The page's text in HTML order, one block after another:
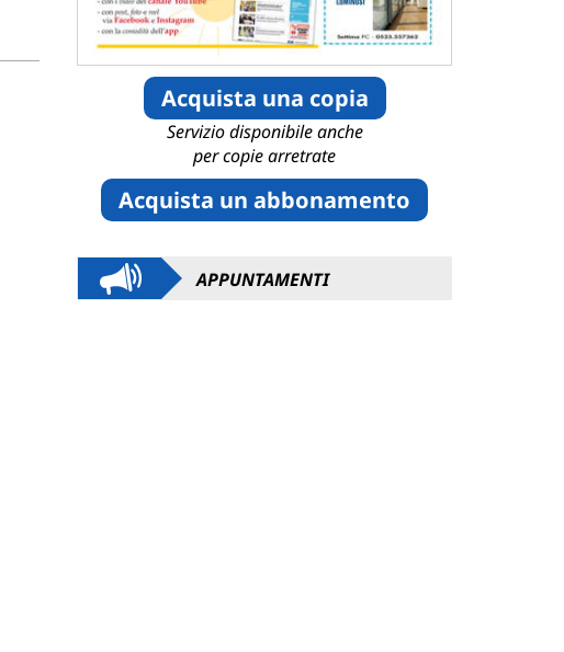
Acquista una copia
Servizio disponibile anche
per copie arretrate
Acquista un abbonamento
APPUNTAMENTI